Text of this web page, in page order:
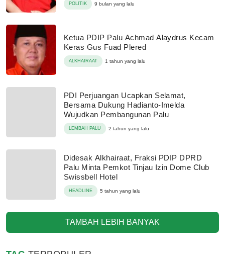
POLITIK 9 bulan yang lalu
Ketua PDIP Palu Achmad Alaydrus Kecam
Keras Gus Fuad Plered
ALKHAIRAAT 1 tahun yang lalu
PDI Perjuangan Ucapkan Selamat,
Bersama Dukung Hadianto-Imelda
Wujudkan Pembangunan Palu
LEMBAH PALU 2 tahun yang lalu
Didesak Alkhairaat, Fraksi PDIP DPRD
Palu Minta Pemkot Tinjau Izin Dome Club
Swissbell Hotel
HEADLINE 5 tahun yang lalu
TAMBAH LEBIH BANYAK